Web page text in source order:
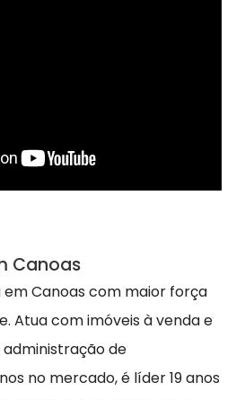
Canoas
em Canoas com maior força
Atua com imóveis à venda e
de
no mercado, é líder 19 anos